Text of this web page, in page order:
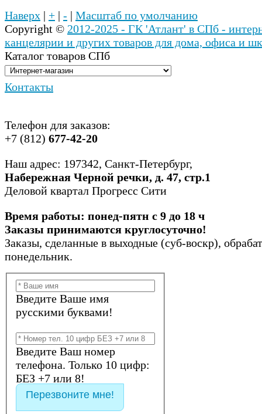
Наверх | + | - | Масштаб по умолчанию
Copyright © 2012-2025 - ГК 'Атлант' в СПб -
канцелярии и других товаров для дома, офиса и
Каталог товаров СПб
Контакты
Телефон для заказов:
+7 (812) 677-42-20
Наш адрес: 197342, Санкт-Петербург,
Набережная Черной речки, д. 47, стр.1
Деловой квартал Прогресс Сити
Время работы: понед-пятн с 9 до 18 ч
Заказы принимаются круглосуточно!
Заказы, сделанные в выходные (суб-воскр),
понедельник.
Введите Ваше имя
русскими буквами!
Введите Ваш номер
телефона. Только 10 цифр:
БЕЗ +7 или 8!
Перезвоните мне!